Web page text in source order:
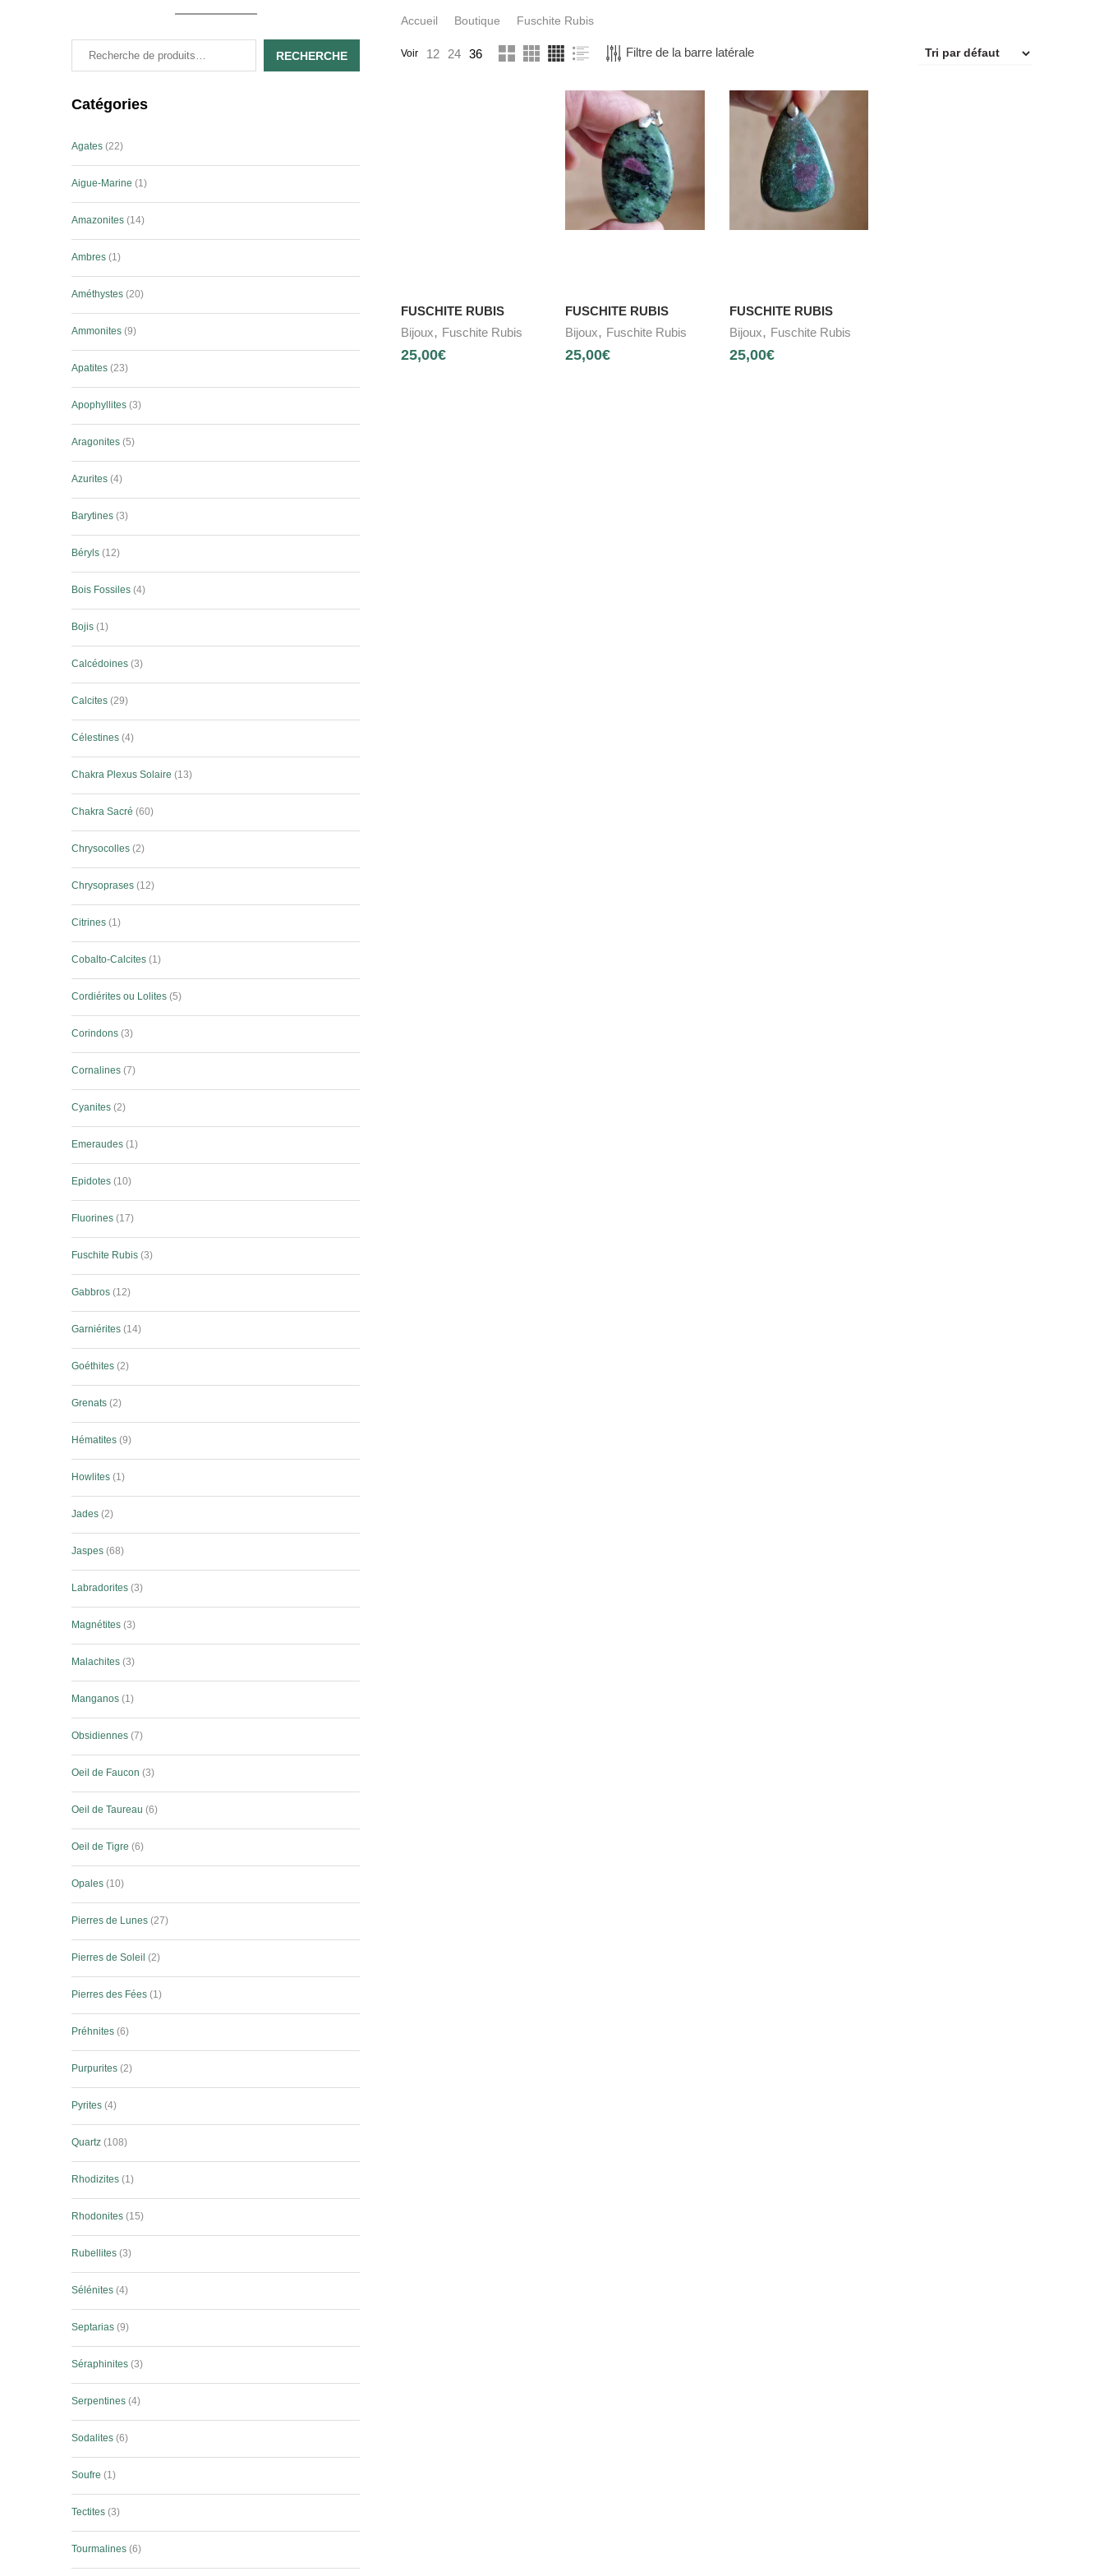
Accueil Boutique Fuschite Rubis
Voir 12 24 36 Filtre de la barre latérale
FUSCHITE RUBIS
Bijoux, Fuschite Rubis
25,00€
FUSCHITE RUBIS
Bijoux, Fuschite Rubis
25,00€
FUSCHITE RUBIS
Bijoux, Fuschite Rubis
25,00€
RECHERCHE
Catégories
Agates 22
Aigue-Marine 1
Amazonites 14
Ambres 1
Améthystes 20
Ammonites 9
Apatites 23
Apophyllites 3
Aragonites 5
Azurites 4
Barytines 3
Béryls 12
Bois Fossiles 4
Bojis 1
Calcédoines 3
Calcites 29
Célestines 4
Chakra Plexus Solaire 13
Chakra Sacré 60
Chrysocolles 2
Chrysoprases 12
Citrines 1
Cobalto-Calcites 1
Cordiérites ou Lolites 5
Corindons 3
Cornalines 7
Cyanites 2
Emeraudes 1
Epidotes 10
Fluorines 17
Fuschite Rubis 3
Gabbros 12
Garniérites 14
Goéthites 2
Grenats 2
Hématites 9
Howlites 1
Jades 2
Jaspes 68
Labradorites 3
Magnétites 3
Malachites 3
Manganos 1
Obsidiennes 7
Oeil de Faucon 3
Oeil de Taureau 6
Oeil de Tigre 6
Opales 10
Pierres de Lunes 27
Pierres de Soleil 2
Pierres des Fées 1
Préhnites 6
Purpurites 2
Pyrites 4
Quartz 108
Rhodizites 1
Rhodonites 15
Rubellites 3
Sélénites 4
Septarias 9
Séraphinites 3
Serpentines 4
Sodalites 6
Soufre 1
Tectites 3
Tourmalines 6